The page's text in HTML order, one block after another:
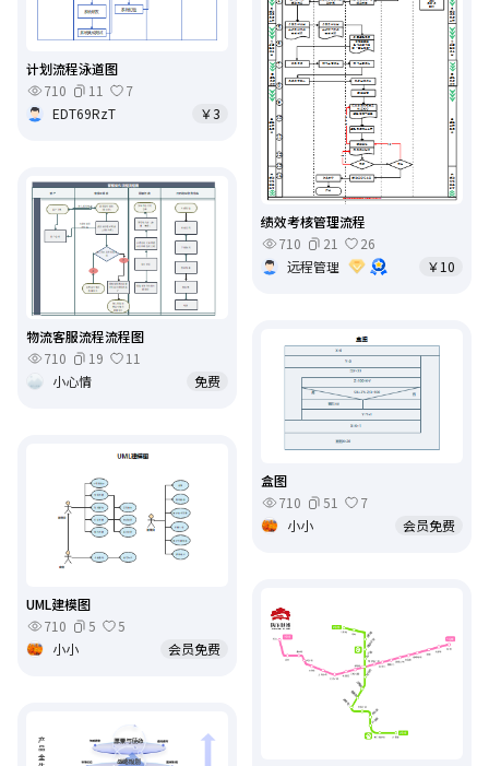
计划流程泳道图
710
11
7
EDT69RzT
￥3
绩效考核管理流程
710
21
26
远程管理
￥10
物流客服流程流程图
710
19
11
小心情
免费
盒图
710
51
7
小小
会员免费
UML建模图
710
5
5
小小
会员免费